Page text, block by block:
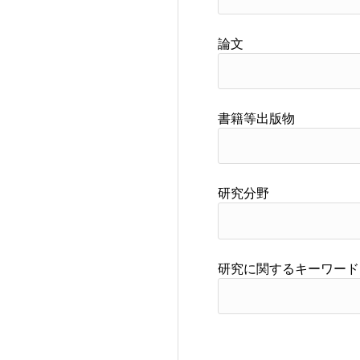
論文
書籍等出版物
研究分野
研究に関するキーワード